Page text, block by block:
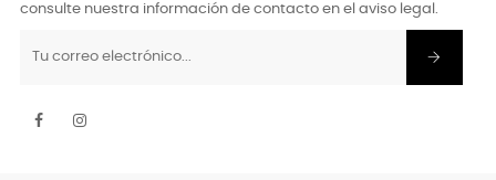
consulte nuestra información de contacto en el aviso legal.
Facebook